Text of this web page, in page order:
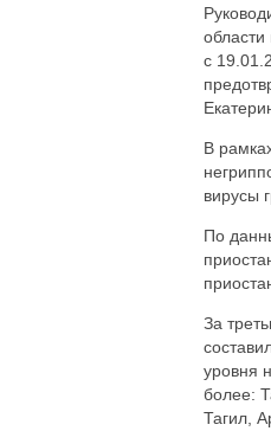
с
В
вирусы
По
За
уровня
более:
Тагил,